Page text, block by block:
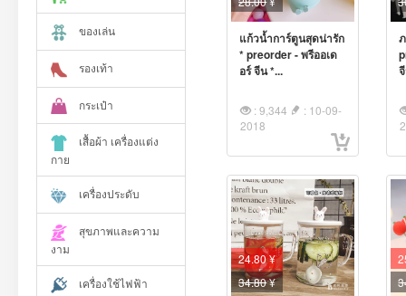
ของเล่น
รองเท้า
กระเป๋า
เสื้อผ้า เครื่องแต่ง
กาย
เครื่องประดับ
สุขภาพและความ
งาม
เครื่องใช้ไฟฟ้า
แก้วน้ำการ์ตูนสุดน่ารัก
* preorder - พรีออเด
อร์ จีน *...
: 9,344
: 10-09-
2018
24.80 ¥
34.80¥